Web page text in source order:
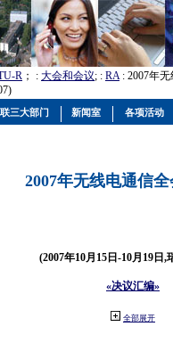
R ； : 大会和会议; : RA: 2007年
2007年无线电通信
(2007年10月15日-10月19日,
«决议汇编»
全部展开
三大部门 新闻室 各项活动